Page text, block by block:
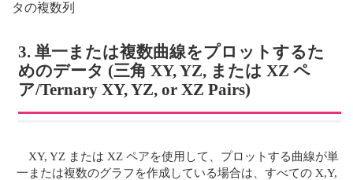
タの複数列
3. 単一または複数曲線をプロットするた
めのデータ (三角 XY, YZ, または XZ ペ
ア/Ternary XY, YZ, or XZ Pairs)
XY, YZ または XZ ペアを使用して、プロットする曲線が単
一または複数のグラフを作成している場合は、すべての X,Y,